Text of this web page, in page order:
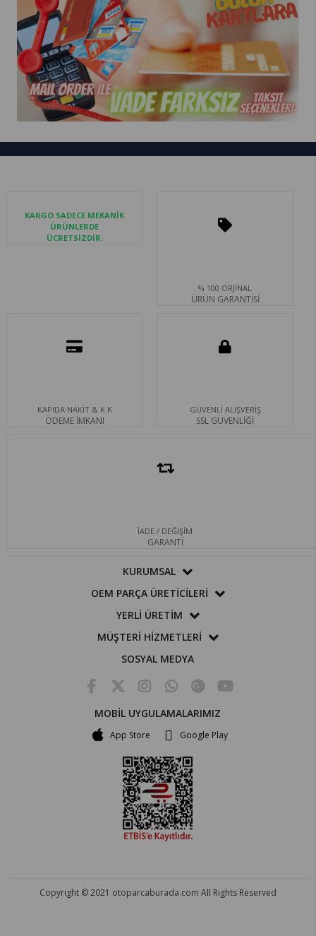
KARGO SADECE MEKANİK
ÜRÜNLERDE
ÜCRETSİZDİR.
% 100 ORJİNAL
ÜRÜN GARANTİSİ
KAPIDA NAKİT & K.K
ÖDEME İMKANI
GÜVENLİ ALIŞVERİŞ
SSL GÜVENLİĞİ
İADE / DEĞİŞİM
GARANTİ
KURUMSAL
OEM PARÇA ÜRETİCİLERİ
YERLİ ÜRETİM
MÜŞTERİ HİZMETLERİ
SOSYAL MEDYA
MOBİL UYGULAMALARIMIZ
App Store Google Play
Copyright © 2021 otoparcaburada.com All Rights Reserved